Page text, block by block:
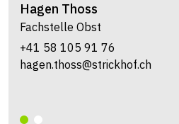
Hagen Thoss
Fachstelle Obst
+41 58 105 91 76
hagen.thoss@strickhof.ch